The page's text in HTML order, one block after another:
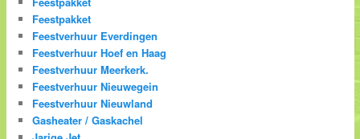
Feestpakket
Feestverhuur Everdingen
Feestverhuur Hoef en Haag
Feestverhuur Meerkerk.
Feestverhuur Nieuwegein
Feestverhuur Nieuwland
Gasheater / Gaskachel